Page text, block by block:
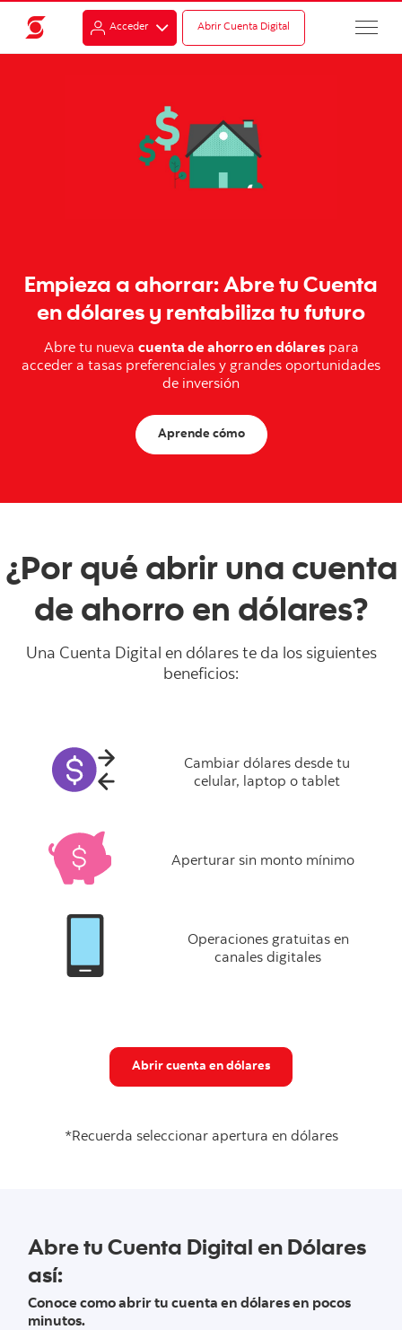
Acceder Abrir Cuenta Digital
Empieza a ahorrar: Abre tu Cuenta
en dólares y rentabiliza tu futuro
Abre tu nueva cuenta de ahorro en dólarespara
acceder a tasas preferenciales y grandes oportunidades
de inversión
Aprende cómo
¿Por qué abrir una cuenta
de ahorro en dólares?
Una Cuenta Digital en dólares te da los siguientes
beneficios:
Cambiar dólares desde tu
celular, laptop o tablet
Aperturar sin monto mínimo
Operaciones gratuitas en
canales digitales
Abrir cuenta en dólares
*Recuerda seleccionar apertura en dólares
Abre tu Cuenta Digital en Dólares
así:
Conoce como abrir tu cuenta en dólares en pocos
minutos.